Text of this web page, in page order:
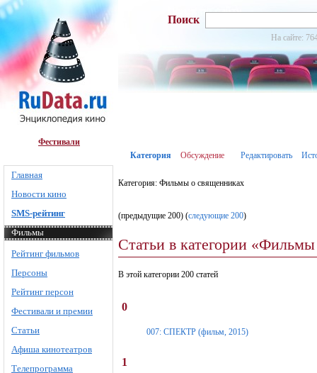
Фестивали
Главная
Новости кино
SMS-рейтинг
Фильмы
Рейтинг фильмов
Персоны
Рейтинг персон
Фестивали и премии
Статьи
Афиша кинотеатров
Телепрограмма
Поиск
На сайте:
Категория Обсуждение Редактировать
Категория: Фильмы о священниках
(предыдущие 200) (следующие 200)
Статьи в категории
В этой категории 200 статей
0
007: СПЕКТР (фильм, 2015)
1